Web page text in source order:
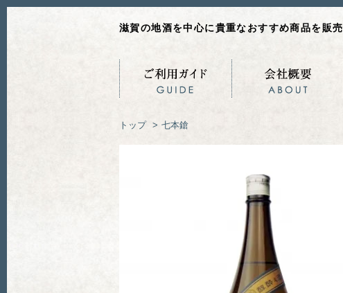
滋賀の地酒を中心に貴重なおすすめ商品を販売
トップ > 七本鎗